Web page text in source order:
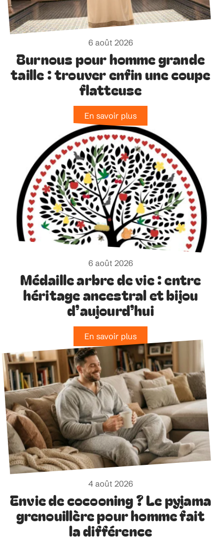
6 août 2026
Burnous pour homme grande
taille : trouver enfin une coupe
flatteuse
En savoir plus
6 août 2026
Médaille arbre de vie : entre
héritage ancestral et bijou
d’aujourd’hui
En savoir plus
4 août 2026
Envie de cocooning ? Le pyjama
grenouillère pour homme fait
la différence